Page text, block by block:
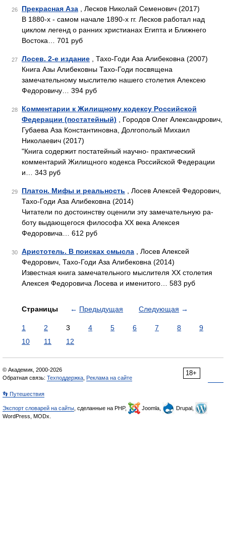
26 Прекрасная Аза , Лесков Николай Семенович (2017)
В 1880-х - самом начале 1890-х гг. Лесков работал над
циклом легенд о ранних христианах Египта и Ближнего
Востока… 701 руб
27 Лосев. 2-е издание , Тахо-Годи Аза Алибековна (2007)
Книга Азы Алибековны Тахо-Годи посвящена
замечательному мыслителю нашего столетия Алексею
Федоровичу… 394 руб
28
Комментарии к Жилищному кодексу Российской
Федерации (постатейный) , Городов Олег Александрович,
Губаева Аза Константиновна, Долгополый Михаил
Николаевич (2017)
"Книга содержит постатейный научно- практический
комментарий Жилищного кодекса Российской Федерации
и… 343 руб
29 Платон. Мифы и реальность , Лосев Алексей Федорович,
Тахо-Годи Аза Алибековна (2014)
Читатели по достоинству оценили эту замечательную ра­
боту выдающегося философа XX века Алексея
Федоровича… 612 руб
30 Аристотель. В поисках смысла , Лосев Алексей
Федорович, Тахо-Годи Аза Алибековна (2014)
Известная книга замечательного мыслителя XX столетия
Алексея Федоровича Лосева и именитого… 583 руб
Страницы ← Предыдущая Следующая →
1 2 3 4 5 6 7 8
9
10
11 12
18+
© Академик, 2000-2026
Обратная связь: Техподдержка Реклама на сайте
👣 Путешествия
Экспорт словарей на сайты , сделанные на PHP, Joomla,
Drupal,
WordPress, MODx.